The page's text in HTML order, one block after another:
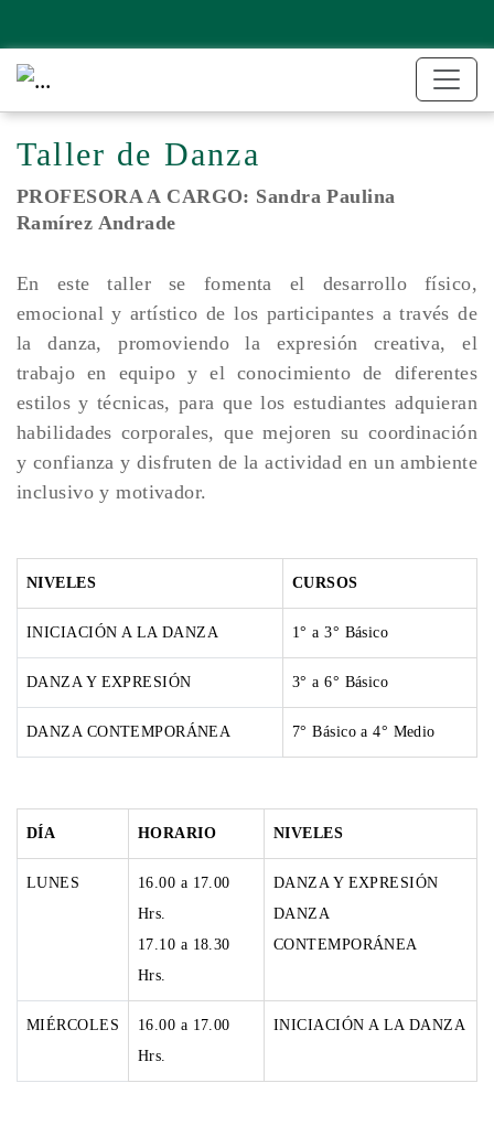
Taller de Danza
PROFESORA A CARGO: Sandra Paulina
Ramírez Andrade
En este taller se fomenta el desarrollo físico,
emocional y artístico de los participantes a través de
la danza, promoviendo la expresión creativa, el
trabajo en equipo y el conocimiento de diferentes
estilos y técnicas, para que los estudiantes adquieran
habilidades corporales, que mejoren su coordinación
y confianza y disfruten de la actividad en un ambiente
inclusivo y motivador.
NIVELES CURSOS
INICIACIÓN A LA DANZA 1° a 3° Básico
DANZA Y EXPRESIÓN 3° a 6° Básico
DANZA CONTEMPORÁNEA 7° Básico a 4° Medio
DÍA HORARIO NIVELES
LUNES
16.00 a 17.00
Hrs.
17.10 a 18.30
Hrs.
DANZA Y EXPRESIÓN
DANZA
CONTEMPORÁNEA
MIÉRCOLES
16.00 a 17.00
Hrs.
INICIACIÓN A LA DANZA